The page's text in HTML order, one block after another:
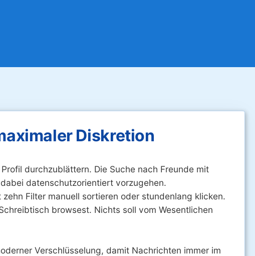
Diskretion
durchzublättern. Die Suche nach Freunde mit
datenschutzorientiert vorzugehen.
Filter manuell sortieren oder stundenlang klicken.
browsest. Nichts soll vom Wesentlichen
Verschlüsselung, damit Nachrichten immer im